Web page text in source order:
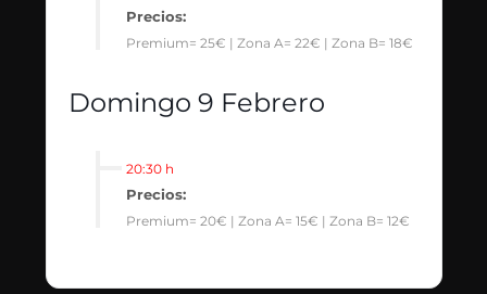
Precios:
Premium= 25€ | Zona A= 22€ | Zona B= 18€
Domingo 9 Febrero
20:30 h
Precios:
Premium= 20€ | Zona A= 15€ | Zona B= 12€